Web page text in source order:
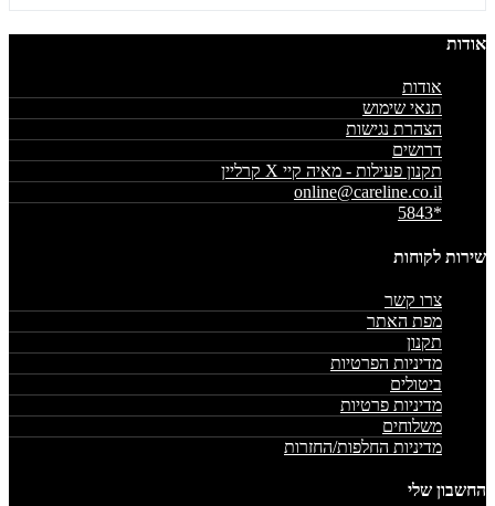
אודות
אודות
תנאי שימוש
הצהרת נגישות
דרושים
תקנון פעילות - מאיה קיי X קרליין
online@careline.co.il
*5843
שירות לקוחות
צרו קשר
מפת האתר
תקנון
מדיניות הפרטיות
ביטולים
מדיניות פרטיות
משלוחים
מדיניות החלפות/החזרות
החשבון שלי